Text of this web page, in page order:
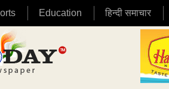
Education हिन्दी समाचार